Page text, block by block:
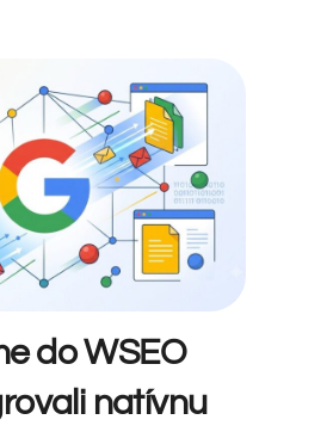
do WSEO
natívnu